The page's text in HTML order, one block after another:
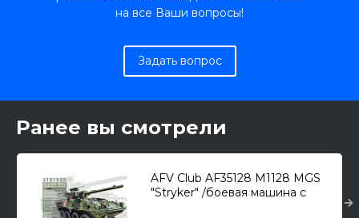
на все Ваши вопросы!
Задать вопрос
Ранее вы смотрели
AFV Club AF35128 M1128 MGS
"Stryker" /боевая машина с